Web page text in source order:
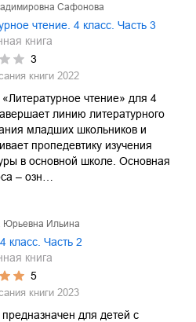
Сафонова
чтение. 4 класс. Часть 3
книга
3
книги 2022
чтение» для 4
линию литературного
младших школьников и
пропедевтику изучения
в основной школе. Основная
– озн…
Юрьевна Ильина
класс. Часть 2
книга
5
книги 2023
для детей с